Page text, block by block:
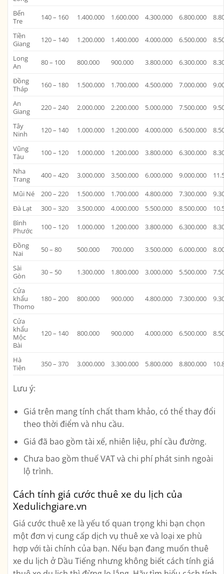
Bến
Tre
140 – 160 1.400.000 1.600.000 4.300.000 6.800.000
Tiền
Giang
120 – 140 1.200.000 1.400.000 4.000.000 6.500.000
Long
An
80 – 100 800.000 900.000 3.800.000 6.300.000
Đồng
Tháp
160 – 180 1.500.000 1.700.000 4.500.000 7.000.000
An
Giang
220 – 240 2.000.000 2.200.000 5.000.000 7.500.000
Tây
Ninh
120 – 140 1.000.000 1.200.000 4.000.000 6.500.000
Vũng
Tàu
100 – 120 1.000.000 1.200.000 3.800.000 6.300.000
Nha
Trang
400 – 420 3.000.000 3.500.000 6.000.000 9.000.000
Mũi Né 200 – 220 1.500.000 1.700.000 4.800.000 7.300.000
Đà Lạt
300 – 320 3.500.000 4.000.000 5.500.000 8.500.000
Bình
Phước
100 – 120 1.000.000 1.200.000 3.800.000 6.300.000
Đồng
Nai
50 – 80 500.000 700.000 3.500.000 6.000.000
Sài
Gòn
30 – 50 1.300.000 1.800.000 3.000.000 5.500.000
Cửa
khẩu
Thomo
180 – 200 800.000 900.000 4.800.000 7.300.000
Cửa
khẩu
Mộc
Bài
120 – 140 800.000 900.000 4.000.000 6.500.000
Hà
Tiên
350 – 370 3.000.000 3.300.000 5.800.000 8.800.000
Lưu ý:
Giá trên mang tính chất tham khảo, có thể thay đổi
theo thời điểm và nhu cầu.
Giá đã bao gồm tài xế, nhiên liệu, phí cầu đường.
Chưa bao gồm thuế VAT và chi phí phát sinh ngoài
lộ trình.
Cách tính giá cước thuê xe du lịch của
Xedulichgiare.vn
Giá cước thuê xe là yếu tố quan trọng khi bạn chọn
một đơn vị cung cấp dịch vụ thuê xe và loại xe phù
hợp với tài chính của bạn. Nếu bạn đang muốn thuê
xe du lịch ở Dầu Tiếng nhưng không biết cách tính giá